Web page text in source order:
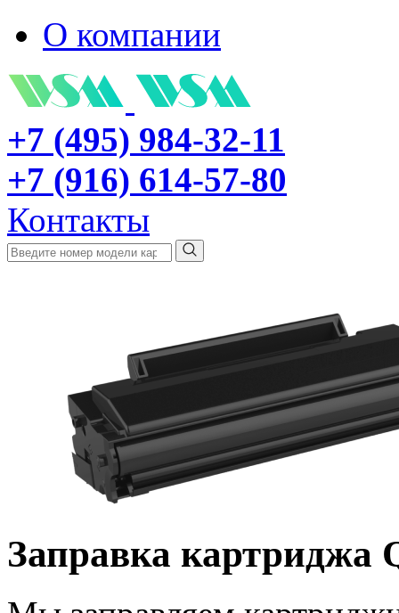
О компании
+7 (495) 984-32-11
+7 (916) 614-57-80
Контакты
Заправка картриджа